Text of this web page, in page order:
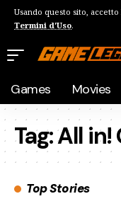
Usando questo sito,
Termini d'Uso.
Games Movies
Tag:All in!
Top Stories